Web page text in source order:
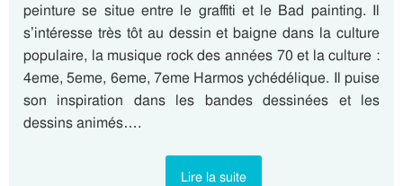
peinture se situe entre le graffiti et le Bad painting. Il
s’intéresse très tôt au dessin et baigne dans la culture
populaire, la musique rock des années 70 et la culture :
4eme, 5eme, 6eme, 7eme Harmos ychédélique. Il puise
son inspiration dans les bandes dessinées et les
dessins animés….
Lire la suite